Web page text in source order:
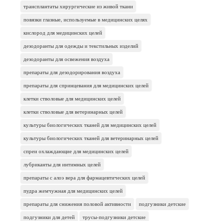
трансплантаты хирургические из живой ткани
повязки глазные, используемые в медицинских целях
кислород для медицинских целей
дезодоранты для одежды и текстильных изделий
дезодоранты для освежения воздуха
препараты для дезодорирования воздуха
препараты для спринцевания для медицинских целей
клетки стволовые для медицинских целей
клетки стволовые для ветеринарных целей
культуры биологических тканей для медицинских целей
культуры биологических тканей для ветеринарных целей
спреи охлаждающие для медицинских целей
лубриканты для интимных целей
препараты с алоэ вера для фармацевтических целей
пудра жемчужная для медицинских целей
препараты для снижения половой активности
подгузники детские
подгузники для детей
трусы-подгузники детские